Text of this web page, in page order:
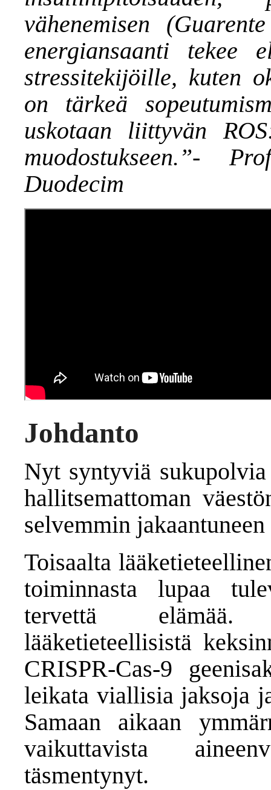
vähenemisen
energiansaanti tekee
stressitekijöille, kuten
on tärkeä
uskotaan liittyvän
muodostukseen.”-
Duodecim
Johdanto
Nyt syntyviä
hallitsemattoman
selvemmin
Toisaalta
toiminnasta lupaa
tervettä elämää.
lääketieteellisistä
CRISPR-Cas-9
leikata viallisia jaksoja
Samaan aikaan
vaikuttavista
täsmentynyt.